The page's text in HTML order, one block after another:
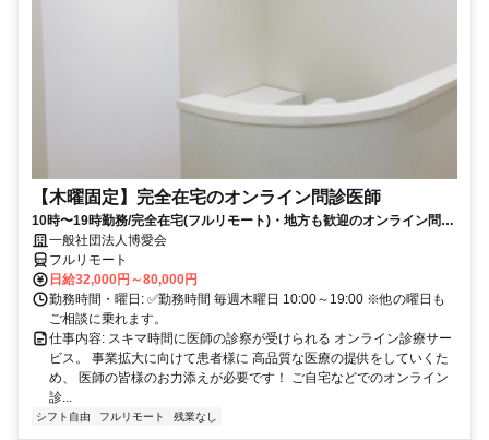
【木曜固定】完全在宅のオンライン問診医師
10時〜19時勤務/完全在宅(フルリモート)・地方も歓迎のオンライン問診
業務一般社団法人博愛会
フルリモート
日給32,000円～80,000円
勤務時間・曜日: ✅勤務時間 毎週木曜日 10:00～19:00 ※他の曜日も
ご相談に乗れます。
仕事内容: スキマ時間に医師の診察が受けられる オンライン診療サー
ビス。 事業拡大に向けて患者様に 高品質な医療の提供をしていくた
め、 医師の皆様のお力添えが必要です！ ご自宅などでのオンライン
診...
シフト自由 フルリモート 残業なし